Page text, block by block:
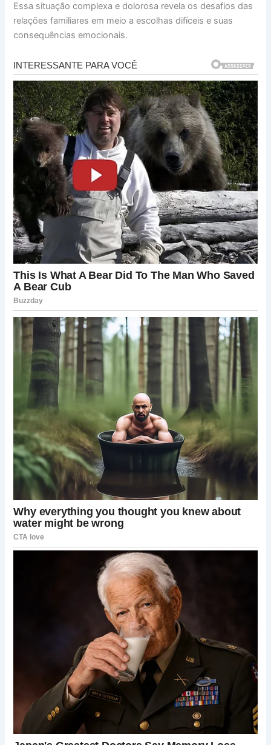
Essa situação complexa e dolorosa revela os desafios das
relações familiares em meio a escolhas difíceis e suas
consequências emocionais.